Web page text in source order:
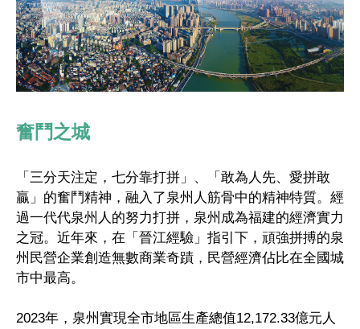
奮鬥之城
「三分天注定，七分靠打拼」、「敢為人先、愛拼敢
贏」的奮鬥精神，融入了泉州人筋骨中的精神特質。經
過一代代泉州人的努力打拼，泉州成為福建的經濟實力
之冠。近年來，在「晉江經驗」指引下，頑強拼搏的泉
州民營企業創造無數商業奇蹟，民營經濟佔比在全國城
市中最高。
2023年，泉州實現全市地區生產總值12,172.33億元人